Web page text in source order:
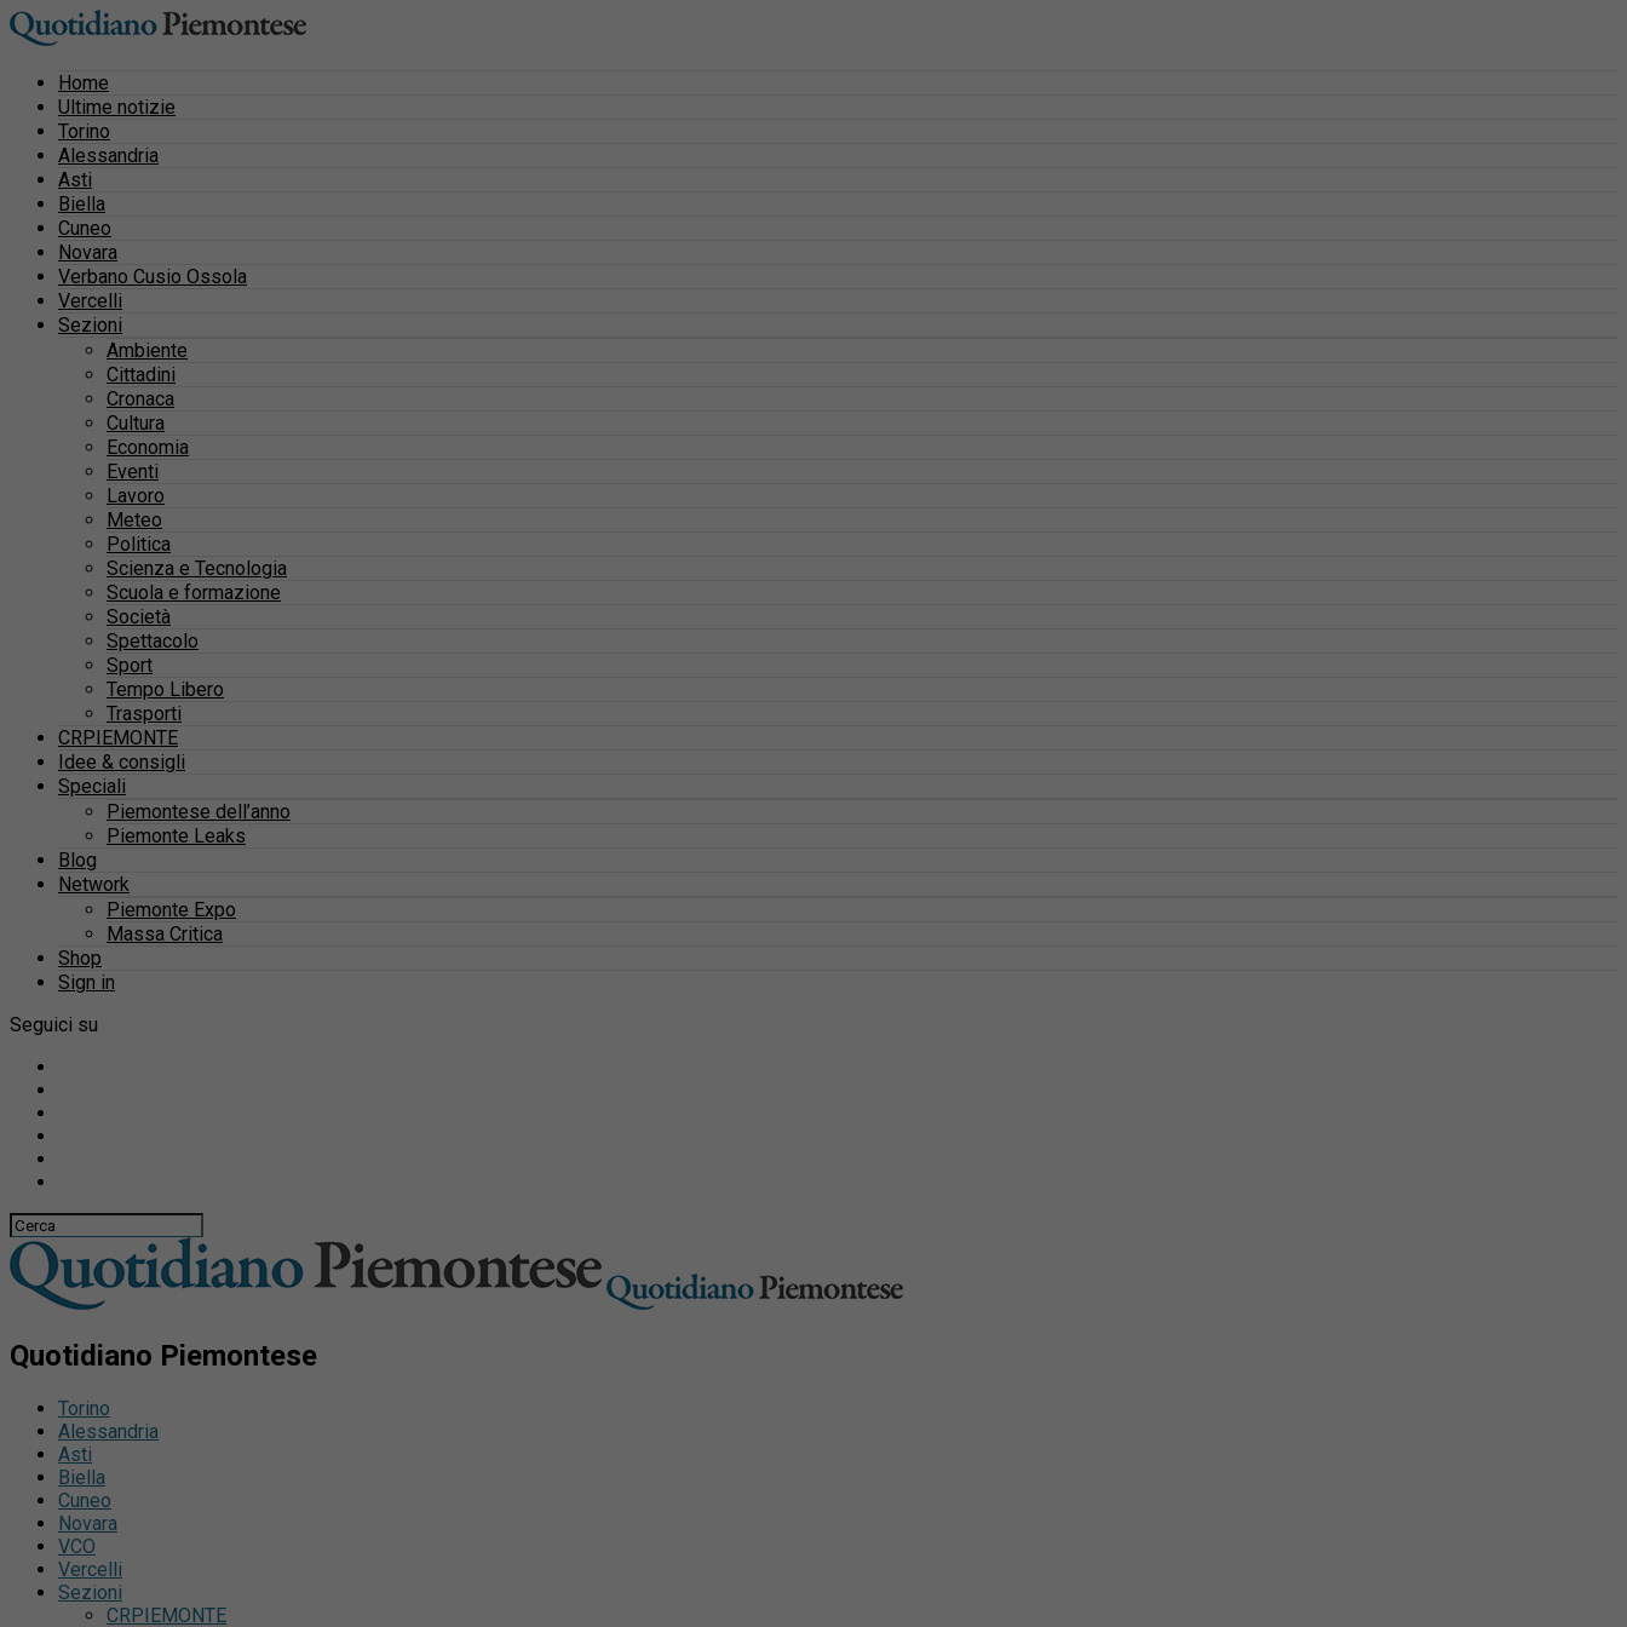
Home
Ultime notizie
Torino
Alessandria
Asti
Biella
Cuneo
Novara
Verbano Cusio Ossola
Vercelli
Sezioni
Ambiente
Cittadini
Cronaca
Cultura
Economia
Eventi
Lavoro
Meteo
Politica
Scienza e Tecnologia
Scuola e formazione
Società
Spettacolo
Sport
Tempo Libero
Trasporti
CRPIEMONTE
Idee & consigli
Speciali
Piemontese dell’anno
Piemonte Leaks
Blog
Network
Piemonte Expo
Massa Critica
Shop
Sign in
Seguici su
Quotidiano Piemontese
Torino
Alessandria
Asti
Biella
Cuneo
Novara
VCO
Vercelli
Sezioni
CRPIEMONTE